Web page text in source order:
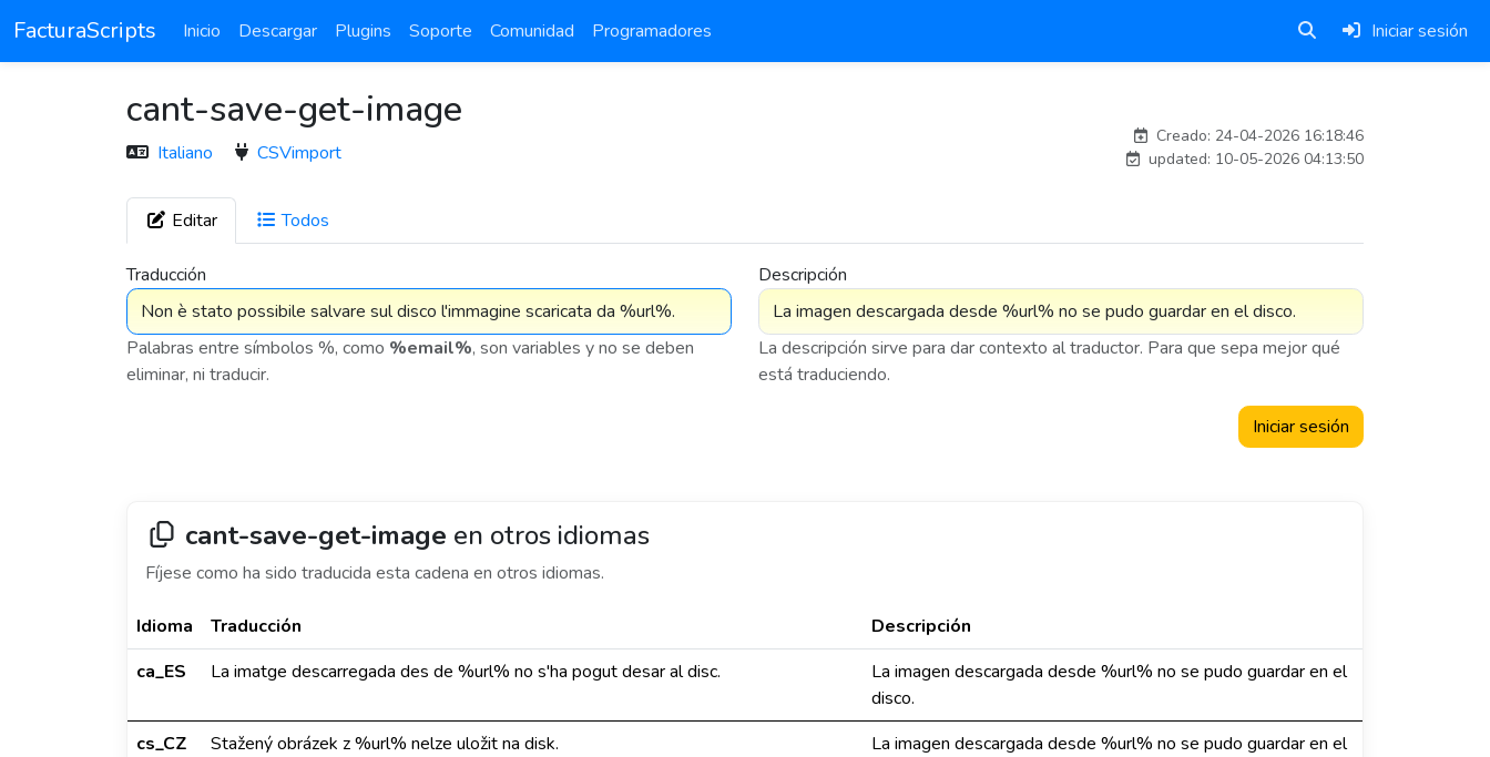
FacturaScripts Inicio Descargar Plugins Soporte Comunidad Programadores Iniciar sesión
cant-save-get-image
Italiano CSVimport
Creado: 24-04-2026 16:18:46
updated: 10-05-2026 04:13:50
Editar Todos
Traducción
Palabras entre símbolos %, como %email%, son variables y no se deben
eliminar, ni traducir.
Descripción
La descripción sirve para dar contexto al traductor. Para que sepa mejor qué
está traduciendo.
Iniciar sesión
cant-save-get-image en otros idiomas
Fíjese como ha sido traducida esta cadena en otros idiomas.
Idioma Traducción
Descripción
ca_ES
La imatge descarregada des de %url% no s'ha pogut desar al disc.
La imagen descargada desde %url% no se pudo guardar en el
disco.
cs_CZ
Stažený obrázek z %url% nelze uložit na disk.
La imagen descargada desde %url% no se pudo guardar en el